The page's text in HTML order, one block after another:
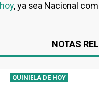
hoy, ya sea Nacional
NOTAS
QUINIELA DE HOY